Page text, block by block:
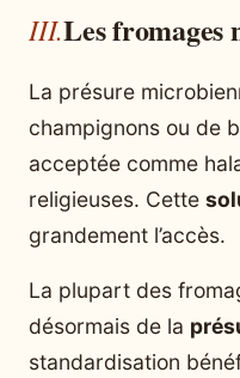
Les fromages
La présure
champignons ou de
acceptée comme
religieuses. Cette
grandement l’accès.
La plupart des
désormais de la
standardisation